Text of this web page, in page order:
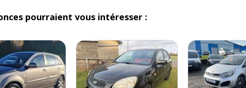
pourraient vous intéresser :